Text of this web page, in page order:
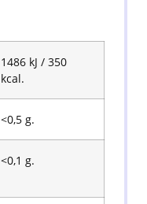
1486 kJ / 350
kcal.
<0,5 g.
<0,1 g.